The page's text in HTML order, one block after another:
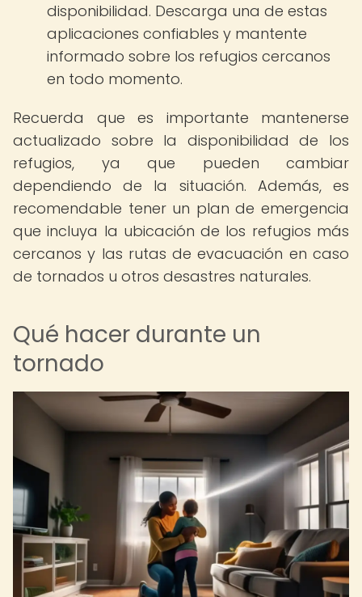
disponibilidad. Descarga una de estas
aplicaciones confiables y mantente
informado sobre los refugios cercanos
en todo momento.
Recuerda que es importante mantenerse
actualizado sobre la disponibilidad de los
refugios, ya que pueden cambiar
dependiendo de la situación. Además, es
recomendable tener un plan de emergencia
que incluya la ubicación de los refugios más
cercanos y las rutas de evacuación en caso
de tornados u otros desastres naturales.
Qué hacer durante un
tornado